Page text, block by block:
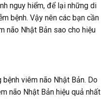
nguy hiểm, để lại những di
bệnh. Vậy nên các bạn cần
não Nhật Bản sao cho hiệu
bệnh viêm não Nhật Bản. Do
não Nhật Bản hiệu quả nhất